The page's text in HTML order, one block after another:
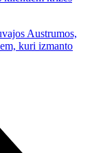
Austrumos,
kuri izmanto